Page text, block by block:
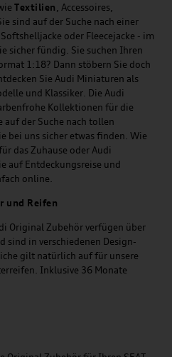
Textilien , Accessoires,
sind auf der Suche nach einer
oder Fleecejacke - im
sicher fündig. Sie suchen Ihren
1:18? Dann stöbern Sie doch
Sie Audi Miniaturen als
und Klassiker. Die Audi
Kollektionen für die
auf der Suche nach tollen
bei uns sicher etwas finden. Wie
das Zuhause oder Audi
auf Entdeckungsreise und
online.
und Reifen
Original Zubehör verfügen über
sind in verschiedenen Design-
gilt natürlich auf für unsere
Inklusive 36 Monate